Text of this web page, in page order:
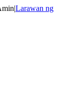
|Larawan ng